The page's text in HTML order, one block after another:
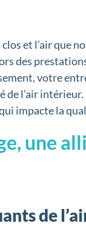
et l’air que
des
votre
l’air
impacte la
une
de